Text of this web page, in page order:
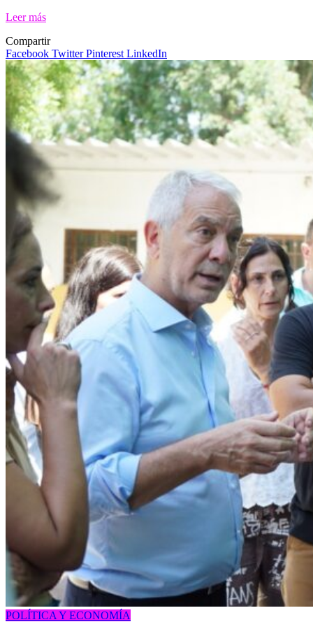
Leer más
Compartir
Facebook TwitterPinterest LinkedIn
POLÍTICA Y ECONOMÍA